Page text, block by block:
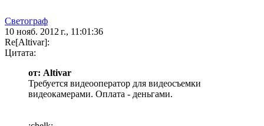
Светограф
10 нояб. 2012 г., 11:01:36
Re[Altivar]:
Цитата:
от: Altivar
Требуется видеооператор для видеосъемки
видеокамерами. Оплата - деньгами.